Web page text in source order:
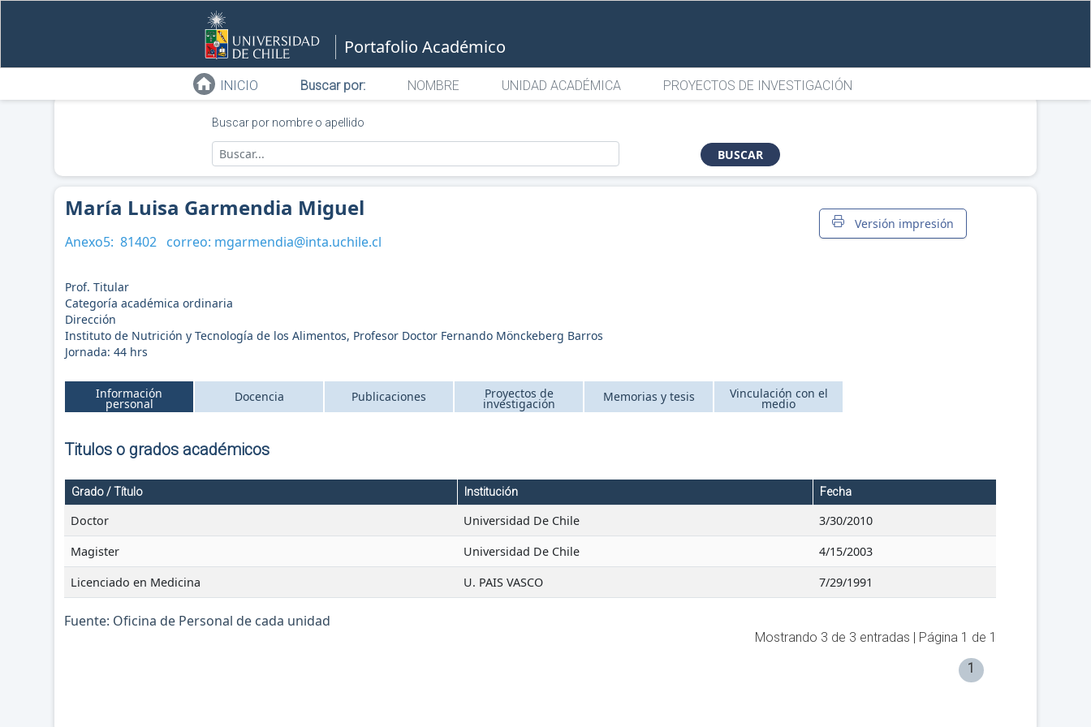
Portafolio Académico
INICIO Buscar por: NOMBRE UNIDAD ACADÉMICA PROYECTOS DE INVESTIGACIÓN
Buscar por nombre o apellido
BUSCAR
Versión impresión
María Luisa Garmendia Miguel
Anexo5:81402 correo: mgarmendia@inta.uchile.cl
Prof. Titular
Categoría académica ordinaria
Dirección
Instituto de Nutrición y Tecnología de los Alimentos, Profesor Doctor Fernando Mönckeberg Barros
Jornada:44 hrs
Información
personal Docencia Publicaciones Proyectos de
investigación Memorias y tesis Vinculación con el
medio
Titulos o grados académicos
Grado / Título Institución Fecha
Doctor Universidad De Chile
3/30/2010
Magister
Universidad De Chile
4/15/2003
Licenciado en Medicina
U. PAIS VASCO 7/29/1991
Fuente: Oficina de Personal de cada unidad
Mostrando 3 de 3 entradas | Página 1 de 1
1